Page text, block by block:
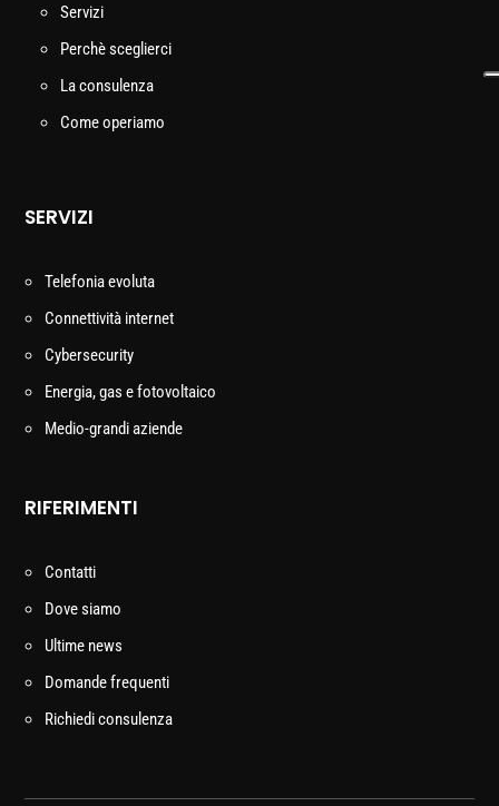
Servizi
Perchè sceglierci
La consulenza
Come operiamo
SERVIZI
Telefonia evoluta
Connettività internet
Cybersecurity
Energia, gas e fotovoltaico
Medio-grandi aziende
RIFERIMENTI
Contatti
Dove siamo
Ultime news
Domande frequenti
Richiedi consulenza